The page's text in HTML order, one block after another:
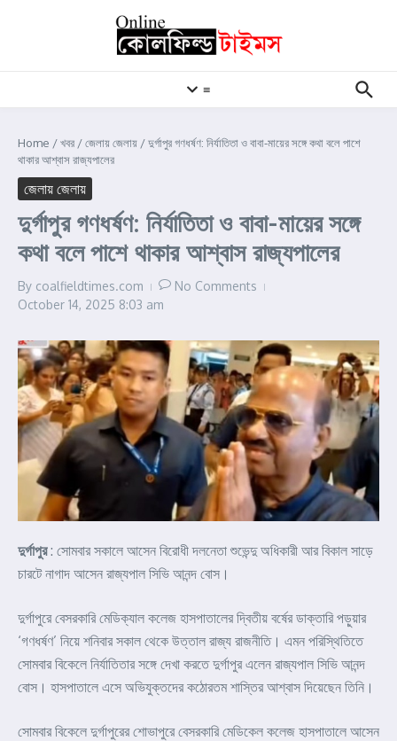
≡
Home /খবর /জেলায় জেলায় /দুর্গাপুর গণধর্ষণ: নির্যাতিতা ও বাবা-মায়ের সঙ্গে কথা বলে পাশে
থাকার আশ্বাস রাজ্যপালের
জেলায় জেলায়
দুর্গাপুর গণধর্ষণ: নির্যাতিতা ও বাবা-মায়ের সঙ্গে
কথা বলে পাশে থাকার আশ্বাস রাজ্যপালের
By coalfieldtimes.com
No Comments
October 14, 2025 8:03 am
দুর্গাপুর: সোমবার সকালে আসেন বিরোধী দলনেতা শুভেন্দু অধিকারী আর বিকাল সাড়ে
চারটে নাগাদ আসেন রাজ্যপাল সিভি আনন্দ বোস।
দুর্গাপুরে বেসরকারি মেডিক্যাল কলেজ হাসপাতালের দ্বিতীয় বর্ষের ডাক্তারি পড়ুয়ার
‘গণধর্ষণ’ নিয়ে শনিবার সকাল থেকে উত্তাল রাজ্য রাজনীতি। এমন পরিস্থিতিতে
সোমবার বিকেলে নির্যাতিতার সঙ্গে দেখা করতে দুর্গাপুর এলেন রাজ্যপাল সিভি আনন্দ
বোস। হাসপাতালে এসে অভিযুক্তদের কঠোরতম শাস্তির আশ্বাস দিয়েছেন তিনি।
সোমবার বিকেলে দুর্গাপুরের শোভাপুরে বেসরকারি মেডিকেল কলেজ হাসপাতালে আসেন